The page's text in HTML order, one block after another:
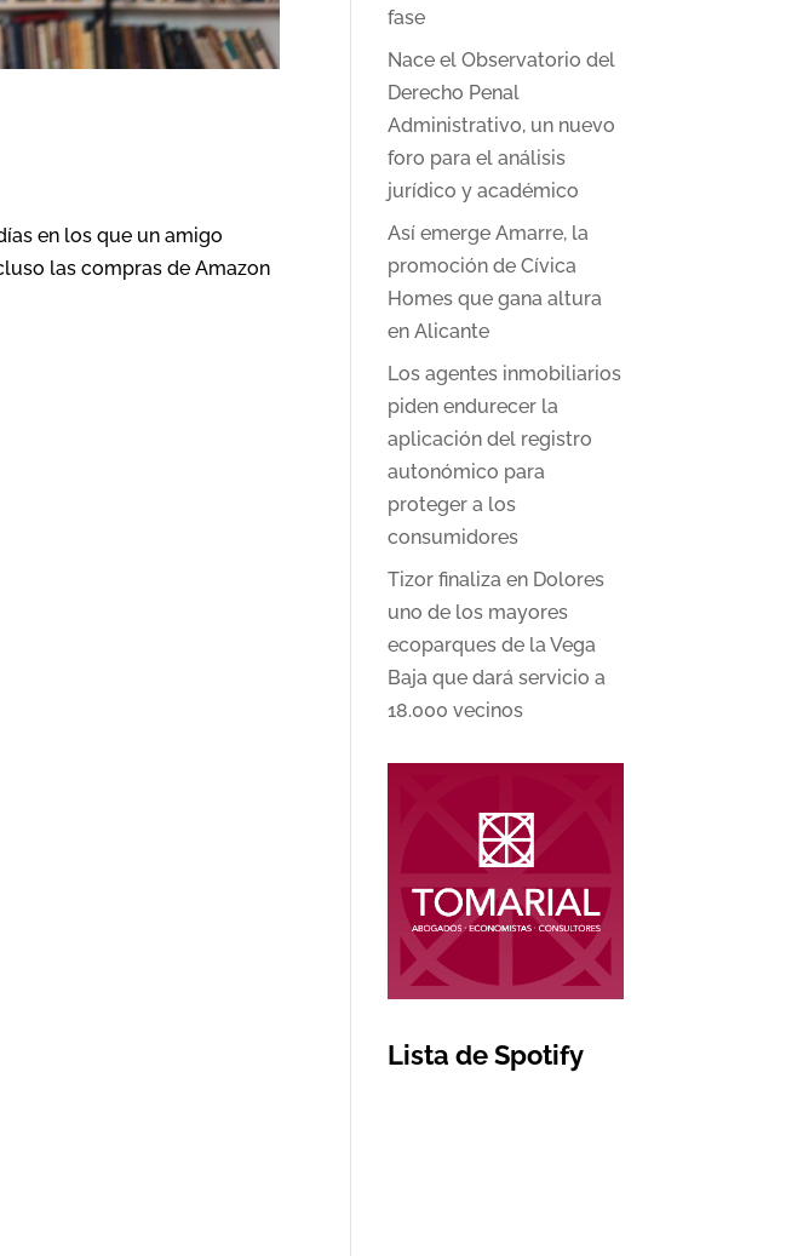
en los que un amigo
las compras de Amazon
fase
Nace el Observatorio del
Derecho Penal
Administrativo, un nuevo
foro para el análisis
jurídico y académico
Así emerge Amarre, la
promoción de Cívica
Homes que gana altura
en Alicante
Los agentes inmobiliarios
piden endurecer la
aplicación del registro
autonómico para
proteger a los
consumidores
Tizor finaliza en Dolores
uno de los mayores
ecoparques de la Vega
Baja que dará servicio a
18.000 vecinos
Lista de Spotify